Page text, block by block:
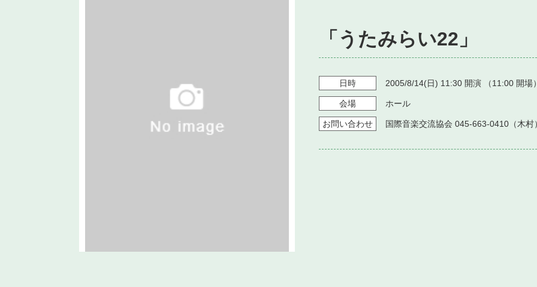
「うたみらい22」
日時 2005/8/14(日) 11:30 開演 （11:00 開場
会場 ホール
お問い合わせ 国際音楽交流協会 045-663-0410（木村